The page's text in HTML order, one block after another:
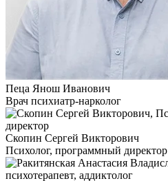
Пеца Янош Иванович
Врач психиатр-нарколог
Скопин Сергей Викторович
Психолог, программный директор